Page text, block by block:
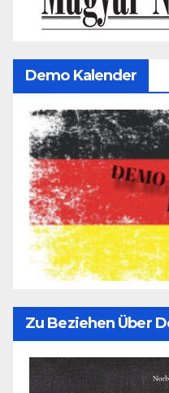
Demo Kalender
Zu Beziehen Über